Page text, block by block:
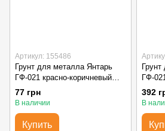
Артикул: 155486
Грунт для металла Янтарь
ГФ-021 красно-коричневый
(0,9 кг)
77 грн
В наличии
Купить
ГФ-
(2,8 кг)
392
В